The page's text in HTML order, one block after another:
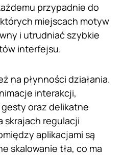
przypadnie do
miejscach motyw
i utrudniać szybkie
interfejsu.
na płynności działania.
interakcji,
oraz delikatne
skrajach regulacji
aplikacjami są
skalowanie tła, co ma